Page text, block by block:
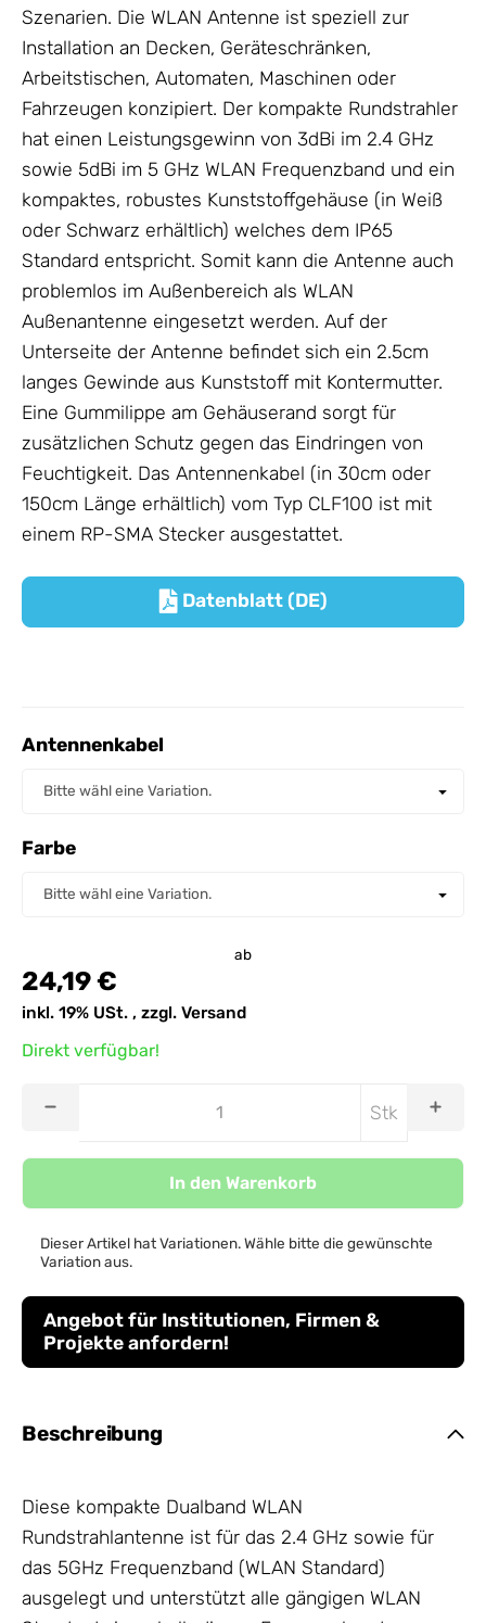
Szenarien. Die WLAN Antenne ist speziell zur
Installation an Decken, Geräteschränken,
Arbeitstischen, Automaten, Maschinen oder
Fahrzeugen konzipiert. Der kompakte Rundstrahler
hat einen Leistungsgewinn von 3dBi im 2.4 GHz
sowie 5dBi im 5 GHz WLAN Frequenzband und ein
kompaktes, robustes Kunststoffgehäuse (in Weiß
oder Schwarz erhältlich) welches dem IP65
Standard entspricht. Somit kann die Antenne auch
problemlos im Außenbereich als WLAN
Außenantenne eingesetzt werden. Auf der
Unterseite der Antenne befindet sich ein 2.5cm
langes Gewinde aus Kunststoff mit Kontermutter.
Eine Gummilippe am Gehäuserand sorgt für
zusätzlichen Schutz gegen das Eindringen von
Feuchtigkeit. Das Antennenkabel (in 30cm oder
150cm Länge erhältlich) vom Typ CLF100 ist mit
einem RP-SMA Stecker ausgestattet.
Datenblatt (DE)
Antennenkabel
Bitte wähl eine Variation.
Farbe
Bitte wähl eine Variation.
ab
24,19 €
inkl. 19% USt. , zzgl. Versand
Direkt verfügbar!
Stk
In den Warenkorb
Dieser Artikel hat Variationen. Wähle bitte die gewünschte
Variation aus.
Angebot für Institutionen, Firmen &
Projekte anfordern!
Beschreibung
Diese kompakte Dualband WLAN
Rundstrahlantenne ist für das 2.4 GHz sowie für
das 5GHz Frequenzband (WLAN Standard)
ausgelegt und unterstützt alle gängigen WLAN